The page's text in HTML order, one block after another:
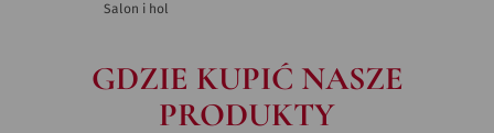
Salon i hol
GDZIE KUPIĆ NASZE
PRODUKTY